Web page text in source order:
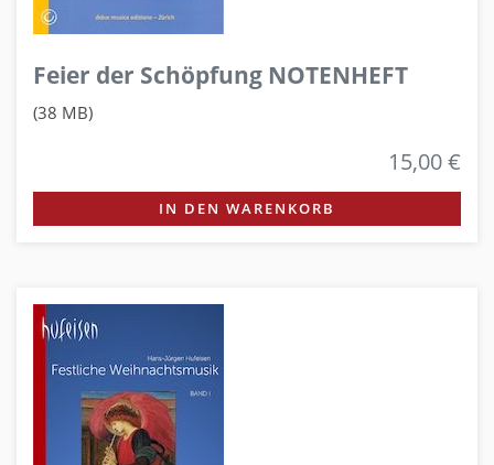
Feier der Schöpfung NOTENHEFT
(38 MB)
15,00 €
IN DEN WARENKORB